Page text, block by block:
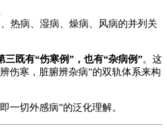
热病、湿病、燥病、风病的并列关
三既有“伤寒例”，也有“杂病例”。这
伤寒，脏腑辨杂病”的双轨体系来构
一切外感病”的泛化理解。